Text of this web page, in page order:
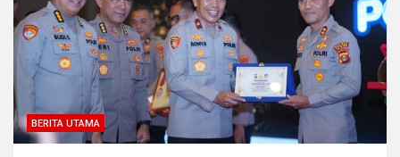
BERITA UTAMA